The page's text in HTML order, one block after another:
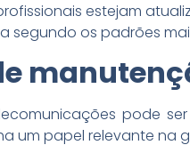
estejam
segundo os padrões
pode
um papel relevante